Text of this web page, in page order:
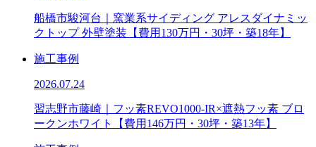
船橋市駿河台｜窯業系サイディング アレスダイナミッ
クトップ 外壁塗装【費用130万円・30坪・築18年】
施工事例
2026.07.24
習志野市藤崎｜フッ素REVO1000-IR×遮熱フッ素 ブロ
ークンホワイト【費用146万円・30坪・築13年】